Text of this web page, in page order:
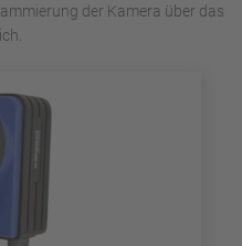
der Kamera über das